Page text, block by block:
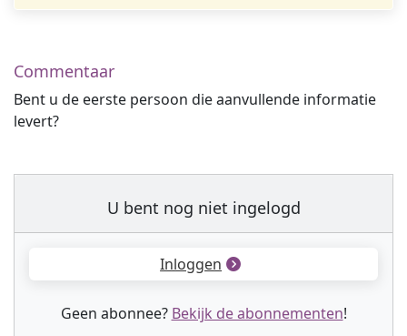
Commentaar
Bent u de eerste persoon die aanvullende informatie
levert?
U bent nog niet ingelogd
Inloggen
Geen abonnee? Bekijk de abonnementen!